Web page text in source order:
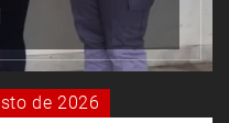
de 2026